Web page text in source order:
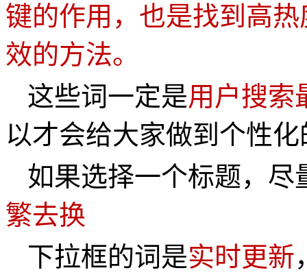
键的作用，也是找到高
效的方法。
这些词一定是用户搜索
以才会给大家做到个性
如果选择一个标题，尽
繁去换
下拉框的词是实时更新